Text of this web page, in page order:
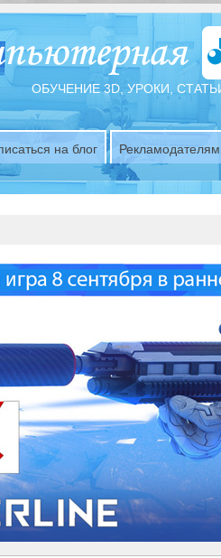
ОБУЧЕНИЕ 3D, УРОКИ,
на блог Рекламодателям